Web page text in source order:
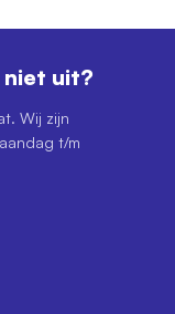
niet uit?
Wij zijn
t/m